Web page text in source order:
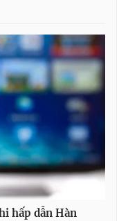
hấp dẫn Hàn